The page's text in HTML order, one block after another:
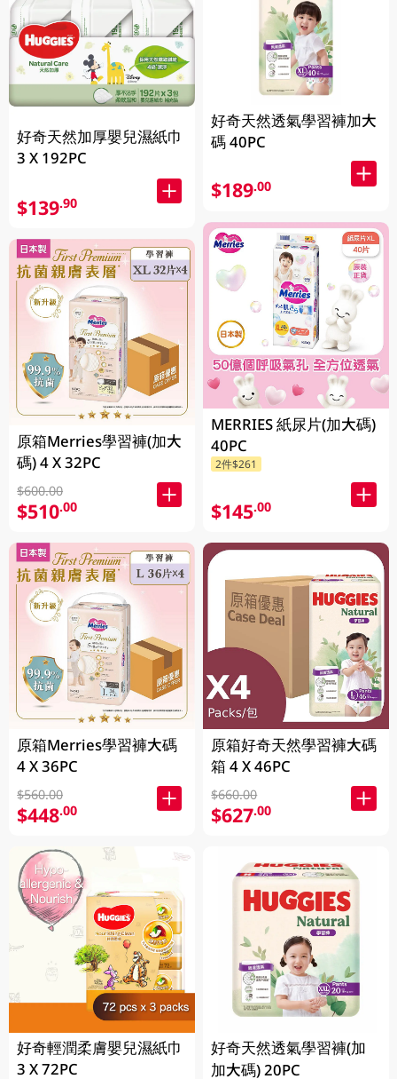
好奇天然加厚嬰兒濕紙巾
3 X 192PC
$139.90
原箱Merries學習褲(加大
碼) 4 X 32PC
$600.00
$510.00
原箱Merries學習褲大碼
4 X 36PC
$560.00
$448.00
好奇輕潤柔膚嬰兒濕紙巾
3 X 72PC
好奇天然透氣學習褲加大
碼 40PC
$189.00
MERRIES 紙尿片(加大碼)
40PC
2件$261
$145.00
原箱好奇天然學習褲大碼
箱 4 X 46PC
$660.00
$627.00
好奇天然透氣學習褲(加
加大碼) 20PC